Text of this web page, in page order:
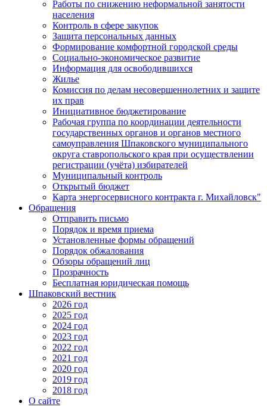
Работы по снижению неформальной занятости
населения
Контроль в сфере закупок
Защита персональных данных
Формирование комфортной городской среды
Социально-экономическое развитие
Информация для освободившихся
Жилье
Комиссия по делам несовершеннолетних и защите
их прав
Инициативное бюджетирование
Рабочая группа по координации деятельности
государственных органов и органов местного
самоуправления Шпаковского муниципального
округа ставропольского края при осуществлении
регистрации (учёта) избирателей
Муниципальный контроль
Открытый бюджет
Карта энергосервисного контракта г. Михайловск"
Обращения
Отправить письмо
Порядок и время приема
Установленные формы обращений
Порядок обжалования
Обзоры обращений лиц
Прозрачность
Бесплатная юридическая помощь
Шпаковский вестник
2026 год
2025 год
2024 год
2023 год
2022 год
2021 год
2020 год
2019 год
2018 год
О сайте